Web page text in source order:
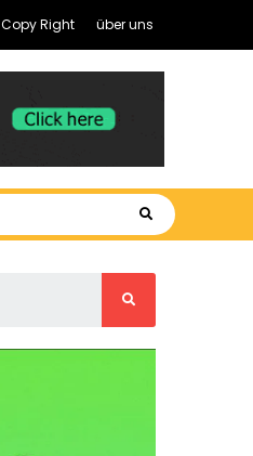
Copy Right über uns